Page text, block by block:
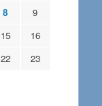
8
9
15
16
22
23